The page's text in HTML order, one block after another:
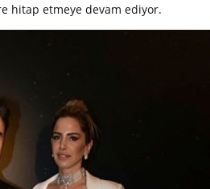
hitap etmeye devam ediyor.